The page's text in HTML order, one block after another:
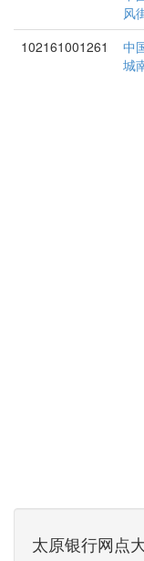
风
102161001261
中
城
太原银行网点